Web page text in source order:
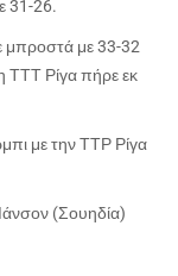
31-26.
μπροστά με 33-32
ΤΤΤ Ρίγα πήρε εκ
με την ΤΤΡ Ρίγα
(Σουηδία)